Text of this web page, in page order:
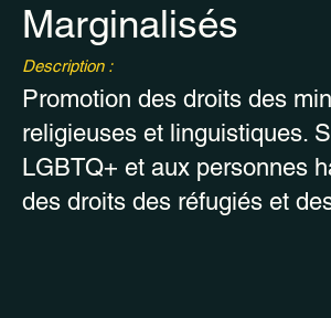
Marginalisés
Description :
Promotion des droits des
religieuses et linguistiques.
LGBTQ+ et aux personnes
des droits des réfugiés et